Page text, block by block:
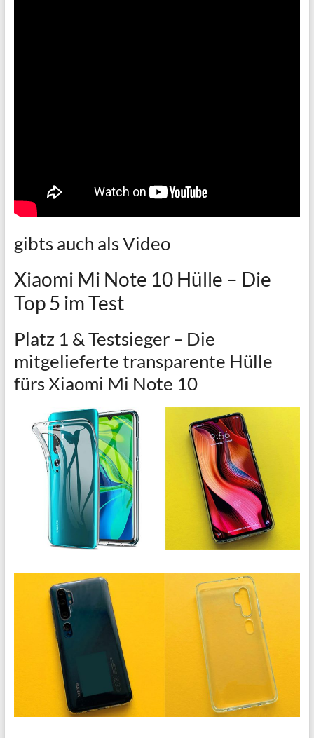
gibts auch als Video
Xiaomi Mi Note 10 Hülle – Die
Top 5 im Test
Platz 1 & Testsieger – Die
mitgelieferte transparente Hülle
fürs Xiaomi Mi Note 10